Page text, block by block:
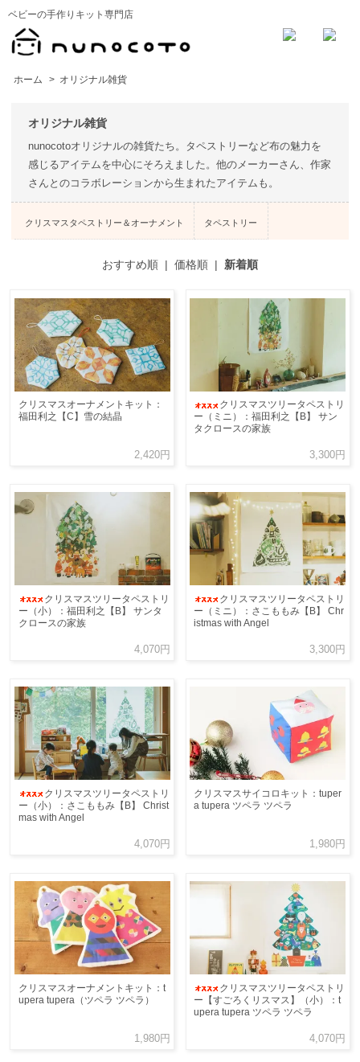
ベビーの手作りキット専門店
ホーム > オリジナル雑貨
オリジナル雑貨
nunocotoオリジナルの雑貨たち。タペストリーなど布の魅力を
感じるアイテムを中心にそろえました。他のメーカーさん、作家
さんとのコラボレーションから生まれたアイテムも。
クリスマスタペストリー＆オーナメント タペストリー
おすすめ順 | 価格順 | 新着順
クリスマスオーナメントキット：
福田利之【C】雪の結晶
2,420円
クリスマスツリータペストリ
ー（ミニ）：福田利之【B】 サン
タクロースの家族
3,300円
クリスマスツリータペストリ
ー（小）：福田利之【B】 サンタ
クロースの家族
4,070円
クリスマスツリータペストリ
ー（ミニ）：さこももみ【B】 Chr
istmas with Angel
3,300円
クリスマスツリータペストリ
ー（小）：さこももみ【B】 Christ
mas with Angel
4,070円
クリスマスサイコロキット：tuper
a tupera ツペラ ツペラ
1,980円
クリスマスオーナメントキット：t
upera tupera（ツペラ ツペラ）
1,980円
クリスマスツリータペストリ
ー【すごろくリスマス】（小）：t
upera tupera ツペラ ツペラ
4,070円